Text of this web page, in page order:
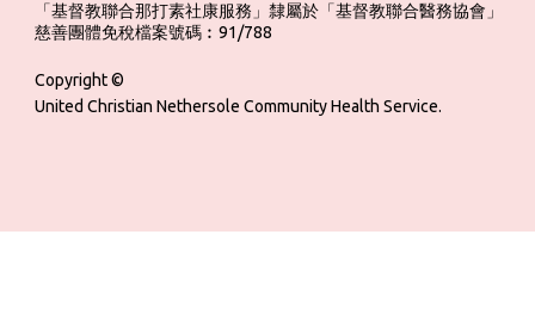
「基督教聯合那打素社康服務」隸屬於「基督教聯合醫務協會」
慈善團體免稅檔案號碼︰91/788
Copyright ©
United Christian Nethersole Community Health Service.